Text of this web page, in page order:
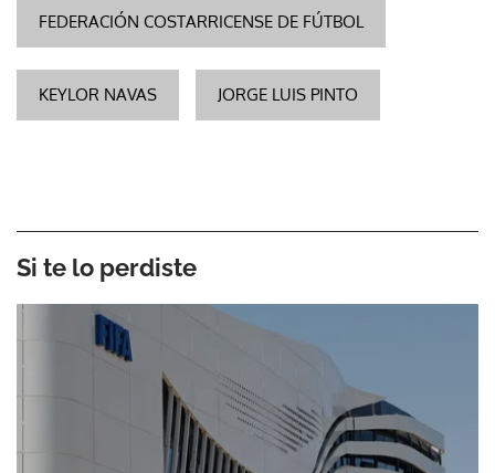
FEDERACIÓN COSTARRICENSE DE FÚTBOL
KEYLOR NAVAS JORGE LUIS PINTO
Si te lo perdiste